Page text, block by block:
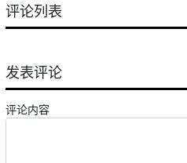
评论列表
发表评论
评论内容